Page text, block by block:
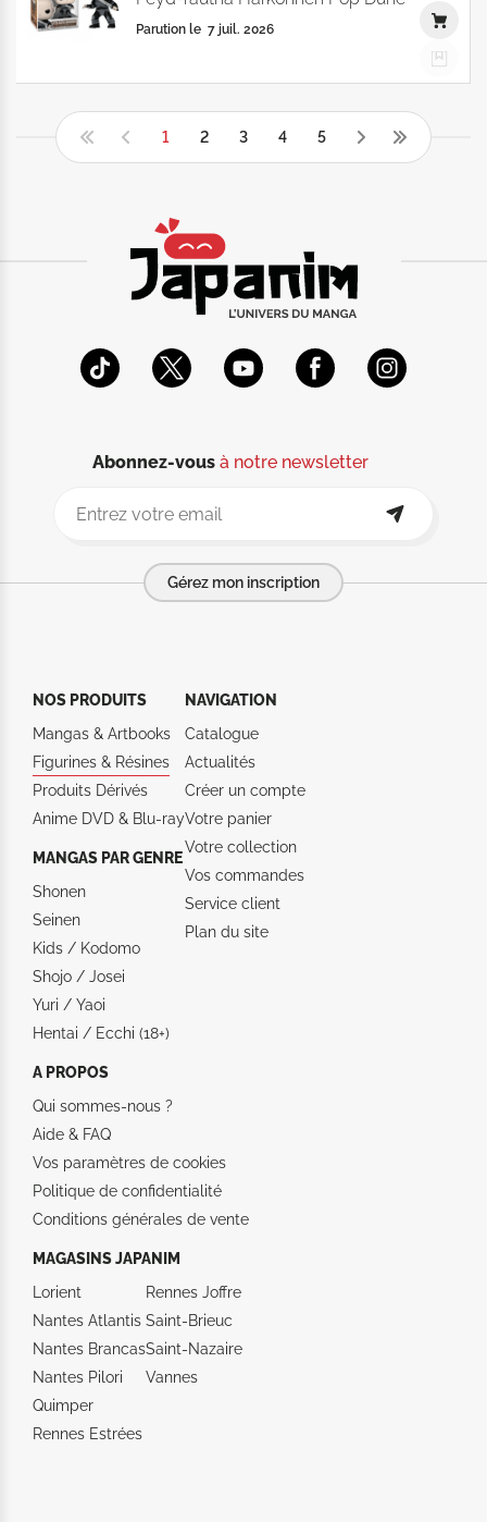
Parution le 7 juil. 2026
1 2 3 4 5
Abonnez-vousà notre newsletter
Gérez mon inscription
NOS PRODUITS
Mangas & Artbooks
Figurines & Résines
Produits Dérivés
Anime DVD & Blu‑ray
MANGAS PAR GENRE
Shonen
Seinen
Kids / Kodomo
Shojo / Josei
Yuri / Yaoi
Hentai / Ecchi (18+)
NAVIGATION
Catalogue
Actualités
Créer un compte
Votre panier
Votre collection
Vos commandes
Service client
Plan du site
A PROPOS
Qui sommes-nous ?
Aide & FAQ
Vos paramètres de cookies
Politique de confidentialité
Conditions générales de vente
MAGASINS JAPANIM
Lorient
Nantes Atlantis
Nantes Brancas
Nantes Pilori
Quimper
Rennes Estrées
Rennes Joffre
Saint-Brieuc
Saint-Nazaire
Vannes